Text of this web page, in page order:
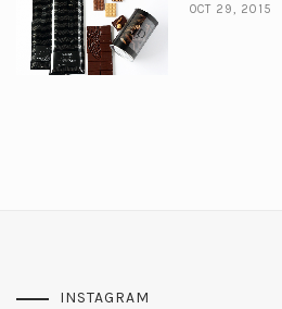
OCT 29, 2015
INSTAGRAM